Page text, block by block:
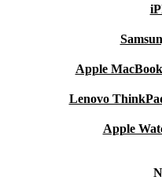
Apple
Lenovo
Apple